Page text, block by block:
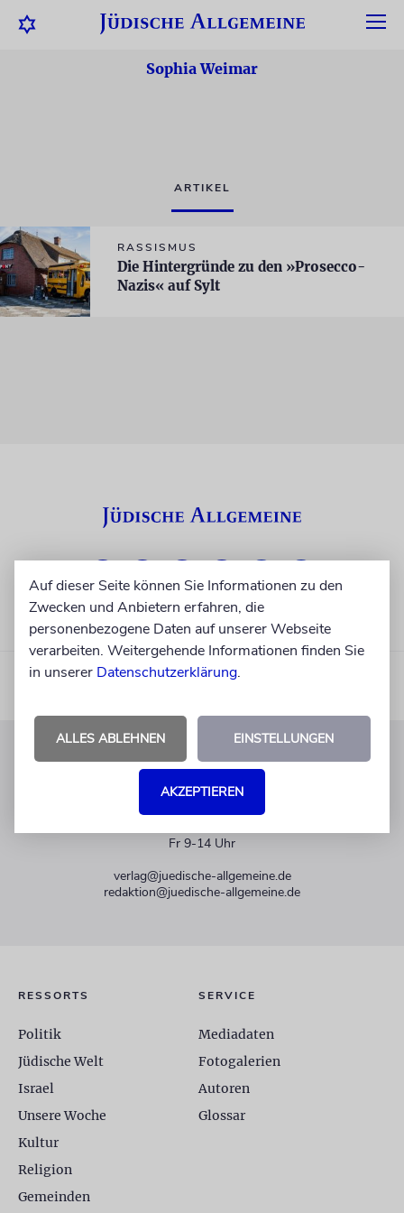
Sophia Weimar
ARTIKEL
RASSISMUS
Die Hintergründe zu den »Prosecco-
Nazis« auf Sylt
KUNDENSERVICE
Fr 9-14 Uhr
verlag@juedische-allgemeine.de
redaktion@juedische-allgemeine.de
RESSORTS
Politik
Jüdische Welt
Israel
Unsere Woche
Kultur
Religion
Gemeinden
SERVICE
Mediadaten
Fotogalerien
Autoren
Glossar
Auf dieser Seite können Sie Informationen zu den
Zwecken und Anbietern erfahren, die
personenbezogene Daten auf unserer Webseite
verarbeiten. Weitergehende Informationen finden Sie
in unserer Datenschutzerklärung.
ALLES ABLEHNEN EINSTELLUNGEN
AKZEPTIEREN